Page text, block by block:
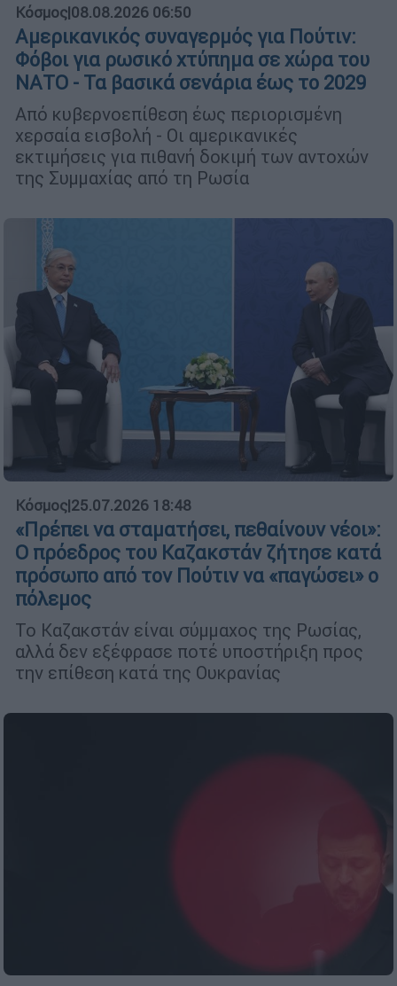
Κόσμος|08.08.2026 06:50
Αμερικανικός συναγερμός για Πούτιν:
Φόβοι για ρωσικό χτύπημα σε χώρα του
ΝΑΤΟ - Τα βασικά σενάρια έως το 2029
Από κυβερνοεπίθεση έως περιορισμένη
χερσαία εισβολή - Οι αμερικανικές
εκτιμήσεις για πιθανή δοκιμή των αντοχών
της Συμμαχίας από τη Ρωσία
Κόσμος|25.07.2026 18:48
«Πρέπει να σταματήσει, πεθαίνουν νέοι»:
Ο πρόεδρος του Καζακστάν ζήτησε κατά
πρόσωπο από τον Πούτιν να «παγώσει» ο
πόλεμος
Το Καζακστάν είναι σύμμαχος της Ρωσίας,
αλλά δεν εξέφρασε ποτέ υποστήριξη προς
την επίθεση κατά της Ουκρανίας